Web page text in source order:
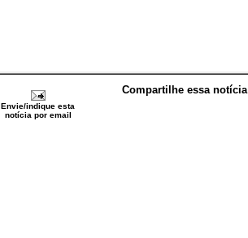
Compartilhe essa notícia
Envie/indique esta
notícia por email